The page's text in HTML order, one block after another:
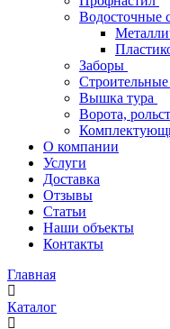
Водосточные
Заборы
Строительные
Вышка тура
Ворота,
О компании
Услуги
Доставка
Отзывы
Статьи
Наши объекты
Контакты
Главная
Каталог